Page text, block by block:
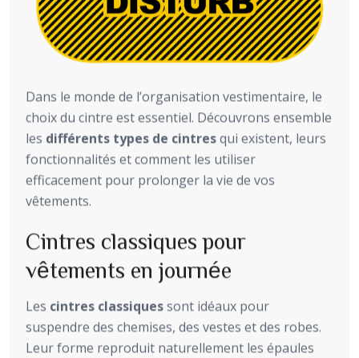
Dans le monde de l’organisation vestimentaire, le
choix du cintre est essentiel. Découvrons ensemble
les différents types de cintresqui existent, leurs
fonctionnalités et comment les utiliser
efficacement pour prolonger la vie de vos
vêtements.
Cintres classiques pour
vêtements en journée
Les cintres classiquessont idéaux pour
suspendre des chemises, des vestes et des robes.
Leur forme reproduit naturellement les épaules